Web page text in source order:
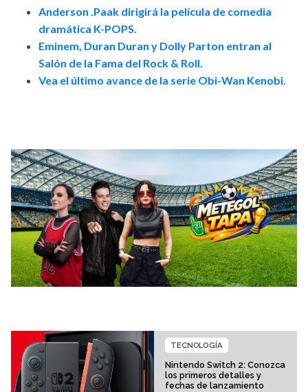
Anderson .Paak dirigirá la película de comedia
dramática K-POPS.
Eminem, Duran Duran y Dolly Parton entran al
Salón de la Fama del Rock & Roll.
Vea el último avance de la serie Obi-Wan Kenobi.
Nintendo Switch 2: Conozca
los primeros detalles y
fechas de lanzamiento
TECNOLOGÍA